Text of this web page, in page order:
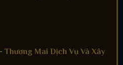
Thương Mai Dịch Vụ Và Xây